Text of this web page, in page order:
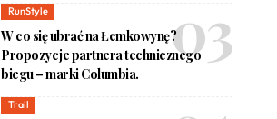
RunStyle
W co się ubrać na Łemkowynę?
Propozycje partnera technicznego
biegu – marki Columbia.
Trail